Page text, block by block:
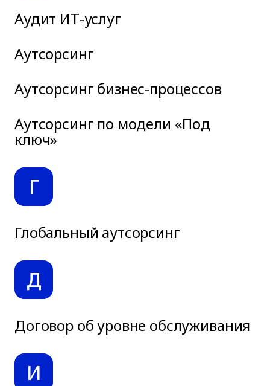
Аудит ИТ-услуг
Аутсорсинг
Аутсорсинг бизнес-процессов
Аутсорсинг по модели «Под
ключ»
Г
Глобальный аутсорсинг
Д
Договор об уровне обслуживания
И